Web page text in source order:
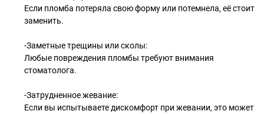
Если пломба потеряла свою форму или потемнела, её стоит
заменить.
-Заметные трещины или сколы:
Любые повреждения пломбы требуют внимания
стоматолога.
-Затрудненное жевание:
Если вы испытываете дискомфорт при жевании, это может